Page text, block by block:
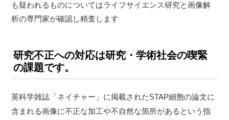
も疑われるものについてはライフサイエンス研究と画像解
析の専門家が確認し精査します
研究不正への対応は研究・学術社会の喫緊
の課題です。
英科学雑誌「ネイチャー」に掲載されたSTAP細胞の論文に
含まれる画像に不正な加工や不自然な箇所があるという指